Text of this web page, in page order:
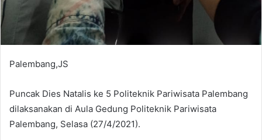
Palembang,JS
Puncak Dies Natalis ke 5 Politeknik Pariwisata Palembang
dilaksanakan di Aula Gedung Politeknik Pariwisata
Palembang, Selasa (27/4/2021).